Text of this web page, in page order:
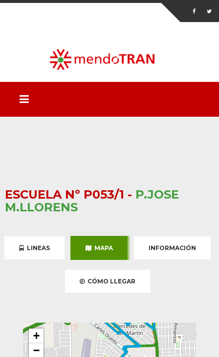
ESCUELA Nº P053/1 - P.JOSE
M.LLORENS
LINEAS MAPA INFORMACIÓN
CÓMO LLEGAR
+
−